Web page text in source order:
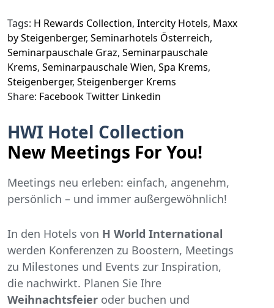
Tags: H Rewards Collection, Intercity Hotels, Maxx
by Steigenberger, Seminarhotels Österreich,
Seminarpauschale Graz, Seminarpauschale
Krems, Seminarpauschale Wien, Spa Krems,
Steigenberger, Steigenberger Krems
Share: FacebookTwitter Linkedin
HWI Hotel Collection
New Meetings For You!
Meetings neu erleben: einfach, angenehm,
persönlich – und immer außergewöhnlich!
In den Hotels von H World International
werden Konferenzen zu Boostern, Meetings
zu Milestones und Events zur Inspiration,
die nachwirkt. Planen Sie Ihre
Weihnachtsfeier oder buchen und